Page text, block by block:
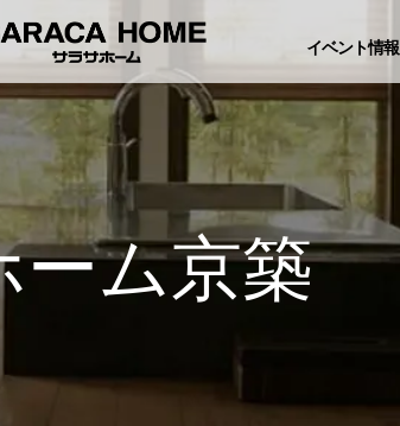
イベント情報
ーム京築